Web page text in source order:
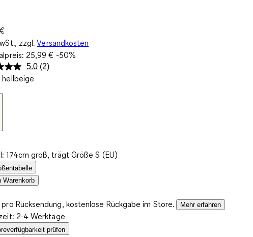
zzgl. Versandkosten
25,99 € -50%
5.0 2
(2)
hellbeige
174cm groß, trägt Größe S (EU)
Warenkorb
pro Rücksendung, kostenlose Rückgabe im Store. Mehr erfahren
2-4 Werktage
prüfen